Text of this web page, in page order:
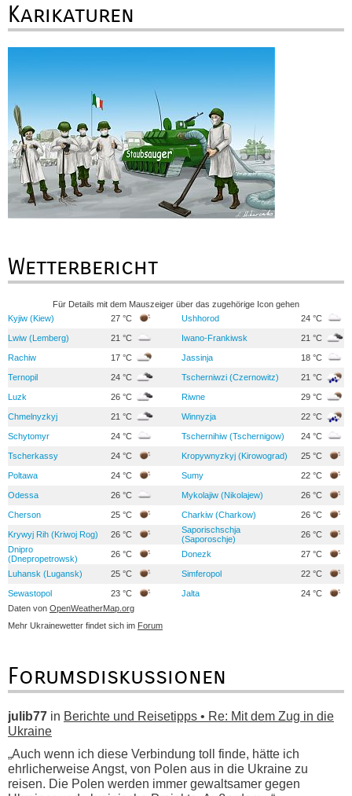
Karikaturen
Wetterbericht
Für Details mit dem Mauszeiger über das zugehörige Icon gehen
Kyjiw (Kiew)
27 °C Ushhorod 24 °C
Lwiw (Lemberg) 21 °C Iwano-Frankiwsk 21 °C
Rachiw 17 °C Jassinja 18 °C
Ternopil 24 °C Tscherniwzi (Czernowitz) 21 °C
Luzk 26 °C Riwne 29 °C
Chmelnyzkyj 21 °C Winnyzja 22 °C
Schytomyr 24 °C Tschernihiw (Tschernigow) 24 °C
Tscherkassy 24 °C Kropywnyzkyj (Kirowograd) 25 °C
Poltawa 24 °C Sumy 22 °C
Odessa 26 °C Mykolajiw (Nikolajew) 26 °C
Cherson 25 °C Charkiw (Charkow) 26 °C
Krywyj Rih (Kriwoj Rog) 26 °C
Saporischschja
(Saporoschje)
26 °C
Dnipro
(Dnepropetrowsk)
26 °C Donezk 27 °C
Luhansk (Lugansk) 25 °C Simferopol 22 °C
Sewastopol 23 °C Jalta
24 °C
Daten von OpenWeatherMap.org
Mehr Ukrainewetter findet sich im Forum
Forumsdiskussionen
julib77 in Berichte und Reisetipps • Re: Mit dem Zug in die
Ukraine
„Auch wenn ich diese Verbindung toll finde, hätte ich
ehrlicherweise Angst, von Polen aus in die Ukraine zu
reisen. Die Polen werden immer gewaltsamer gegen